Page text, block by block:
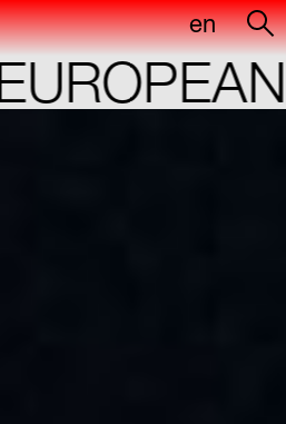
en